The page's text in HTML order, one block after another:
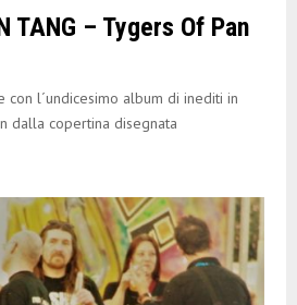
TANG – Tygers Of Pan
l´undicesimo album di inediti in
dalla copertina disegnata